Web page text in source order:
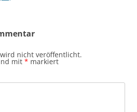
nicht veröffentlicht.
mit * markiert